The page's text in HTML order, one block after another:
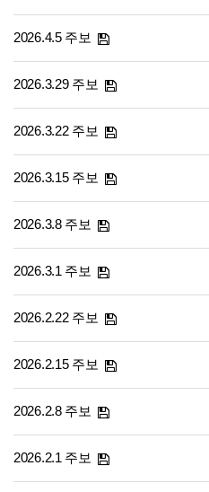
2026.4.5 주보
2026.3.29 주보
2026.3.22 주보
2026.3.15 주보
2026.3.8 주보
2026.3.1 주보
2026.2.22 주보
2026.2.15 주보
2026.2.8 주보
2026.2.1 주보